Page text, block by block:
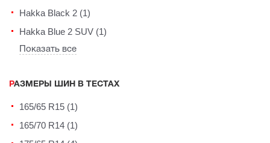
Hakka Black 2 (1)
Hakka Blue 2 SUV (1)
Показать все
РАЗМЕРЫ ШИН В ТЕСТАХ
165/65 R15 (1)
165/70 R14 (1)